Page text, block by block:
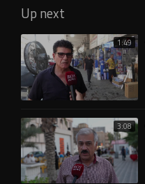
Up next
1:49
3:08